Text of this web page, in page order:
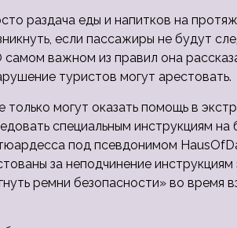
раздача еды и напитков на
если пассажиры не будут
самом важном из правил она
туристов могут арестовать.
могут оказать помощь в
специальным инструкциям на
под псевдонимом
за неподчинение инструкциям
ремни безопасности» во время